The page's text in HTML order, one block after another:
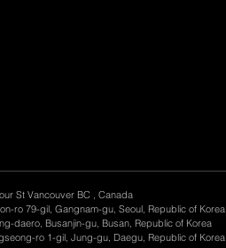
St Vancouver BC , Canada
ro 79-gil, Gangnam-gu, Seoul, Republic of Korea
daero, Busanjin-gu, Busan, Republic of Korea
ro 1-gil, Jung-gu, Daegu, Republic of Korea